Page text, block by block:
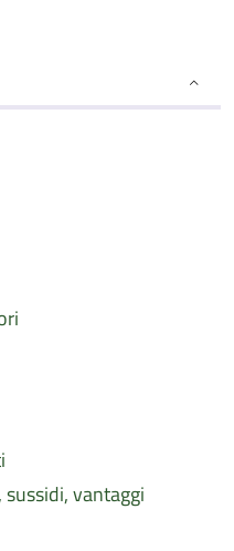
vantaggi